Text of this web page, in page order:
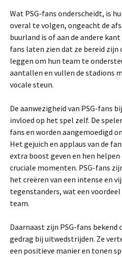
Wat PSG-fans onderscheidt, is
overal te volgen, ongeacht de
buurland is of aan de andere
fans laten zien dat ze bereid
leggen om hun team te
aantallen en vullen de stadions
vocale steun.
De aanwezigheid van PSG-fans
invloed op het spel zelf. De
fans en worden aangemoedigd
Het gejuich en applaus van de
extra boost geven en hen
cruciale momenten. PSG-fans
het creëren van een intense en
tegenstanders, wat een
team.
Daarnaast zijn PSG-fans
gedrag bij uitwedstrijden. Ze
een positieve manier en tonen